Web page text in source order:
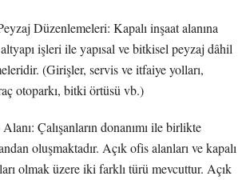
Düzenlemeleri: Kapalı inşaat alanına
işleri ile yapısal ve bitkisel peyzaj dâhil
(Girişler, servis ve itfaiye yolları,
otoparkı, bitki örtüsü vb.)
Çalışanların donanımı ile birlikte
oluşmaktadır. Açık ofis alanları ve kapalı
olmak üzere iki farklı türü mevcuttur. Açık